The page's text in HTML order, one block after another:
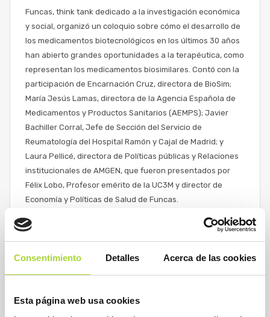
Consentimiento Detalles Acerca de las cookies
Esta página web usa cookies
Funcas, think tank dedicado a la investigación económica
y social, organizó un coloquio sobre cómo el desarrollo de
los medicamentos biotecnológicos en los últimos 30 años
han abierto grandes oportunidades a la terapéutica, como
representan los medicamentos biosimilares. Contó con la
participación de Encarnación Cruz, directora de BioSim;
María Jesús Lamas, directora de la Agencia Española de
Medicamentos y Productos Sanitarios (AEMPS); Javier
Bachiller Corral, Jefe de Sección del Servicio de
Reumatología del Hospital Ramón y Cajal de Madrid; y
Laura Pellicé, directora de Políticas públicas y Relaciones
institucionales de AMGEN, que fueron presentados por
Félix Lobo, Profesor emérito de la UC3M y director de
Economía y Políticas de Salud de Funcas.
“Los biosimilares favorecen la innovación y